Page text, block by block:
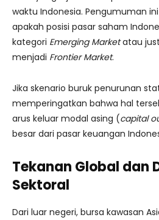
waktu Indonesia. Pengumuman
apakah posisi pasar saham
kategori Emerging Marketatau
menjadi Frontier Market.
Jika skenario buruk penurunan
memperingatkan bahwa hal
arus keluar modal asing (capital
besar dari pasar keuangan
Tekanan Global dan
Sektoral
Dari luar negeri, bursa kawasan